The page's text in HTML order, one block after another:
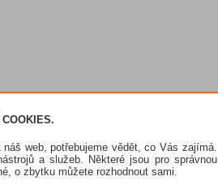
COOKIES.
web, potřebujeme vědět, co Vás zajímá.
a služeb. Některé jsou pro správnou
o zbytku můžete rozhodnout sami.